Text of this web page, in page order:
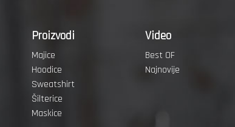
Proizvodi
Majice
Hoodice
Sweatshirt
Šilterice
Maskice
Video
Best OF
Najnovije